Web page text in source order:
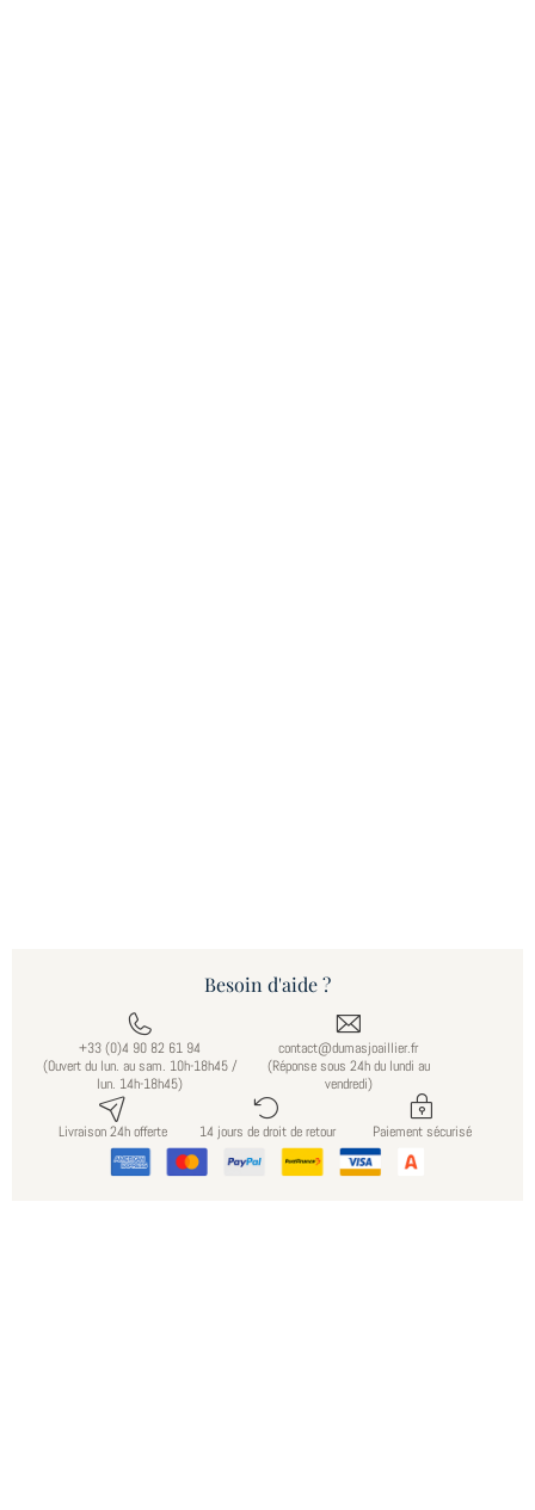
Besoin d'aide ?
+33 (0)4 90 82 61 94
(Ouvert du lun. au sam. 10h-18h45 /
lun. 14h-18h45)
contact@dumasjoaillier.fr
(Réponse sous 24h du lundi au
vendredi)
Livraison 24h offerte 14 jours de droit de retour Paiement sécurisé